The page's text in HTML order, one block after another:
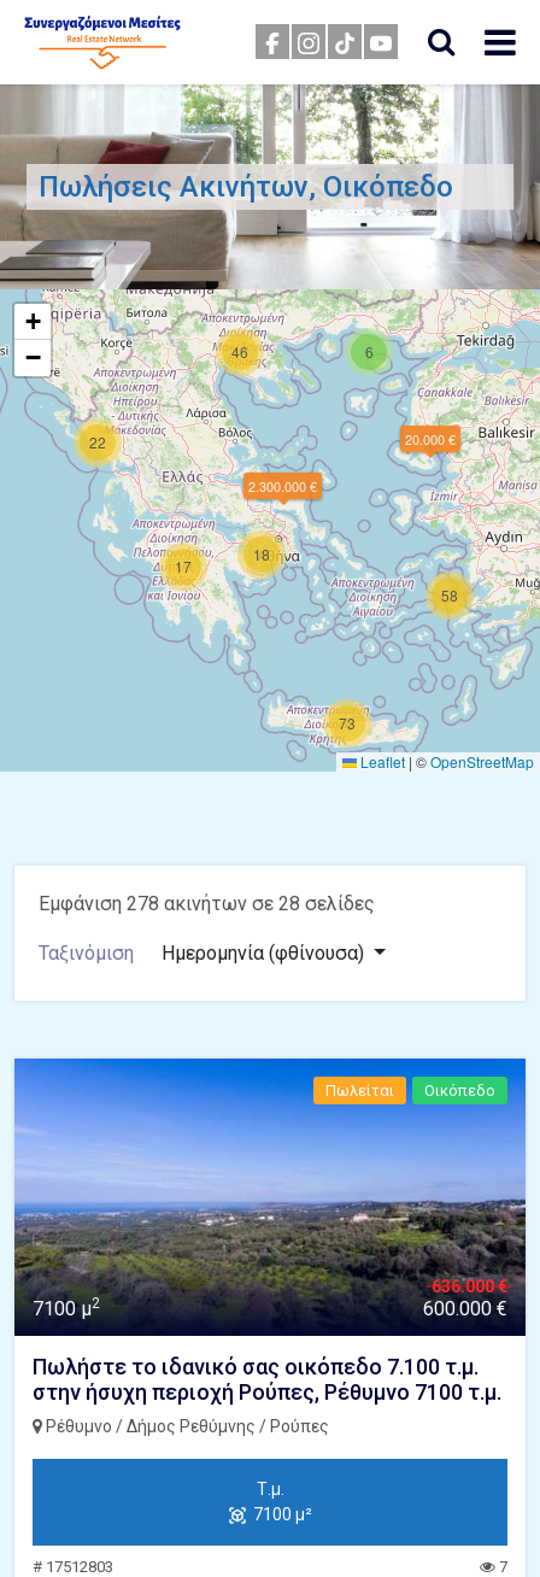
Πωλήσεις Ακινήτων, Οικόπεδο
22
17
6
46
58
18
73
20.000 €
2.300.000 €
+
−
Leaflet | ©OpenStreetMap
Εμφάνιση 278 ακινήτων σε 28 σελίδες
Ταξινόμιση Ημερομηνία (φθίνουσα)
Πωλείται Οικόπεδο
7100 μ2
636.000 €
600.000 €
Πωλήστε το ιδανικό σας οικόπεδο 7.100 τ.μ.
στην ήσυχη περιοχή Ρούπες, Ρέθυμνο 7100 τ.μ.
Ρέθυμνο / Δήμος Ρεθύμνης / Ρούπες
Τ.μ.
7100 μ²
# 17512803 7